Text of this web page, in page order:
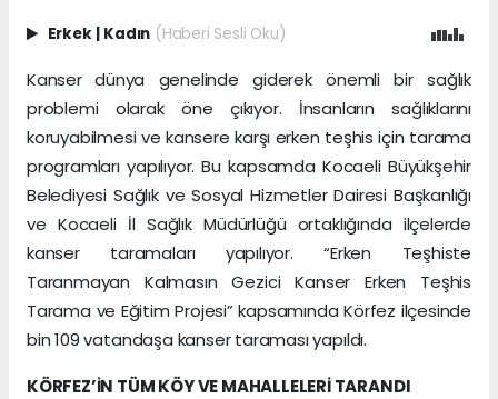
Erkek | Kadın (Haberi Sesli Oku)
Kanser dünya genelinde giderek önemli bir sağlık
problemi olarak öne çıkıyor. İnsanların sağlıklarını
koruyabilmesi ve kansere karşı erken teşhis için tarama
programları yapılıyor. Bu kapsamda Kocaeli Büyükşehir
Belediyesi Sağlık ve Sosyal Hizmetler Dairesi Başkanlığı
ve Kocaeli İl Sağlık Müdürlüğü ortaklığında ilçelerde
kanser taramaları yapılıyor. “Erken Teşhiste
Taranmayan Kalmasın Gezici Kanser Erken Teşhis
Tarama ve Eğitim Projesi” kapsamında Körfez ilçesinde
bin 109 vatandaşa kanser taraması yapıldı.
KÖRFEZ’İN TÜM KÖY VE MAHALLELERİ TARANDI